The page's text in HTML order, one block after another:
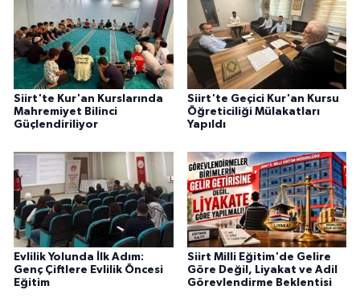
Siirt'te Kur'an Kurslarında
Mahremiyet Bilinci
Güçlendiriliyor
Siirt'te Geçici Kur'an Kursu
Öğreticiliği Mülakatları
Yapıldı
Evlilik Yolunda İlk Adım:
Genç Çiftlere Evlilik Öncesi
Eğitim
Siirt Milli Eğitim'de Gelire
Göre Değil, Liyakat ve Adil
Görevlendirme Beklentisi